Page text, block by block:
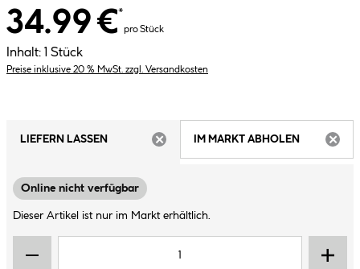
34.99 €*
pro Stück
Inhalt: 1 Stück
Preise inklusive 20 % MwSt. zzgl. Versandkosten
LIEFERN LASSEN
IM MARKT ABHOLEN
Online nicht verfügbar
Dieser Artikel ist nur im Markt erhältlich.